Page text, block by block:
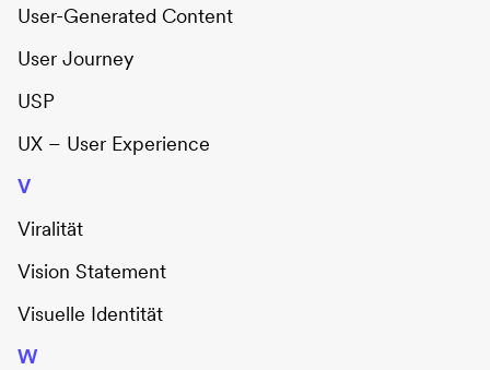
User-Generated Content
User Journey
USP
UX – User Experience
V
Viralität
Vision Statement
Visuelle Identität
W